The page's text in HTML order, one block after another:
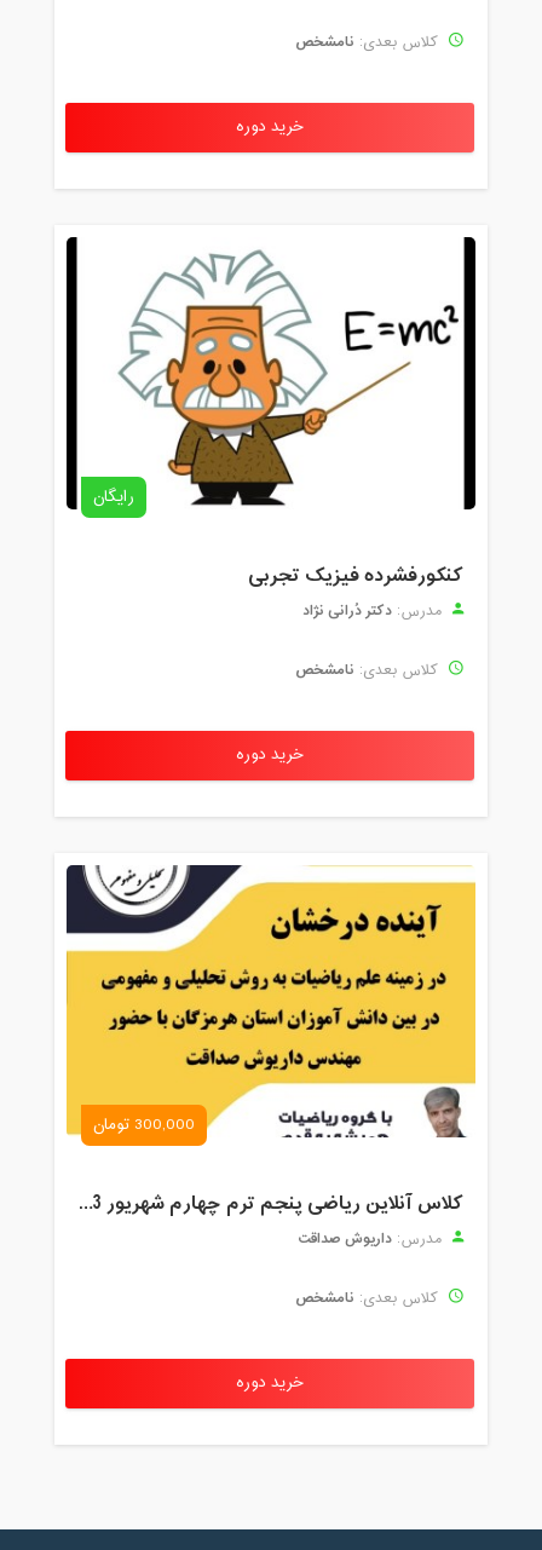
کلاس بعدی: نامشخص
خرید دوره
رایگان
کنکورفشرده فیزیک تجربی
مدرس: دکتر دُرانی نژاد
کلاس بعدی: نامشخص
خرید دوره
300,000 تومان
کلاس آنلاین ریاضی پنجم ترم چهارم شهریور 1403
مدرس: داریوش صداقت
کلاس بعدی: نامشخص
خرید دوره